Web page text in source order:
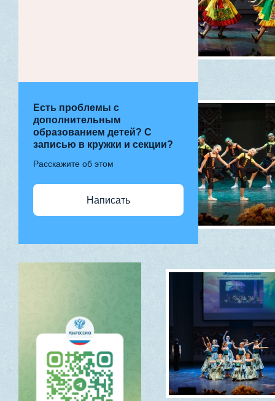
Есть проблемы с
дополнительным
образованием детей? С
записью в кружки и секции?
Расскажите об этом
Написать